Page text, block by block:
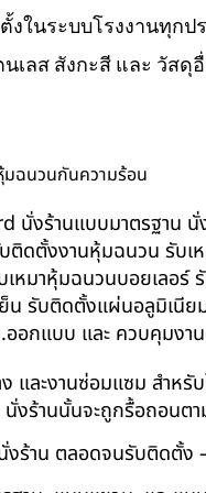
ในระบบโรงงานทุ
เลส สังกะสี และ วัสดุ
มฉนวนกันความร้อน
นั่งร้านแบบมาตรฐ
ดตั้งงานหุ้มฉนวน รับ
หมาหุ้มฉนวนบอยเล
รับติดตั้งแผ่นอลูมิเนี
ออกแบบ และ ควบคุมงาน
ง และงานซ่อมแซม สำ
นั่งร้านนั้นจะถูกรื้อถอนต
าน ตลอดจนรับติดตั้ง